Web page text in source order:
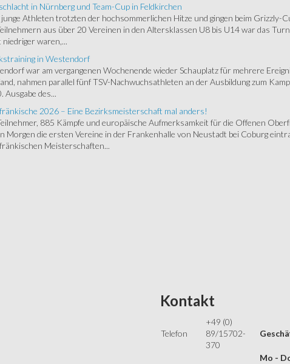
in Nürnberg und Team-Cup in Feldkirchen
Athleten trotzten der hochsommerlichen Hitze und gingen beim Grizzly-
aus über 20 Vereinen in den Altersklassen U8 bis U14 war das
waren,...
in Westendorf
war am vergangenen Wochenende wieder Schauplatz für mehrere
nahmen parallel fünf TSV-Nachwuchsathleten an der Ausbildung zum
Ausgabe des...
2026 – Eine Bezirksmeisterschaft mal anders!
885 Kämpfe und europäische Aufmerksamkeit für die Offenen
Morgen die ersten Vereine in der Frankenhalle von Neustadt bei Coburg
Meisterschaften...
Kontakt
Telefon
+49 (0)
89/15702-
370
Mo -